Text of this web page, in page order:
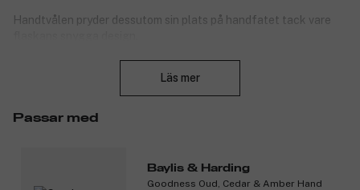
Handtvålen pryder dessutom sin plats på handfatet tack vare
3063515
Läs mer
Passar med
Baylis & Harding
Goodness Oud, Cedar & Amber Hand